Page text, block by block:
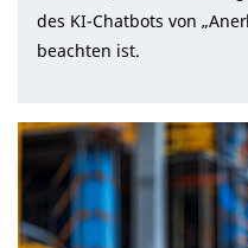
des KI-Chatbots von
beachten ist.